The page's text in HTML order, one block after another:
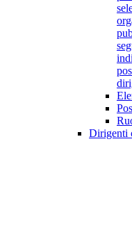
Dirigenti